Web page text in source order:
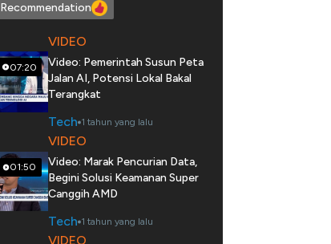
Recommendation
07:20
VIDEO
Video: Pemerintah Susun Peta
Jalan AI, Potensi Lokal Bakal
Terangkat
Tech 1 tahun yang lalu
01:50
VIDEO
Video: Marak Pencurian Data,
Begini Solusi Keamanan Super
Canggih AMD
Tech 1 tahun yang lalu
VIDEO